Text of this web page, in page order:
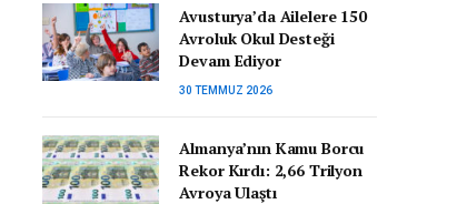
Avusturya’da Ailelere 150
Avroluk Okul Desteği
Devam Ediyor
30 TEMMUZ 2026
Almanya’nın Kamu Borcu
Rekor Kırdı: 2,66 Trilyon
Avroya Ulaştı